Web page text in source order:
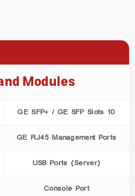
Modules
10 GE SFP+ / GE SFP Slots
GE RJ45 Management Ports
USB Ports (Server)
Console Port